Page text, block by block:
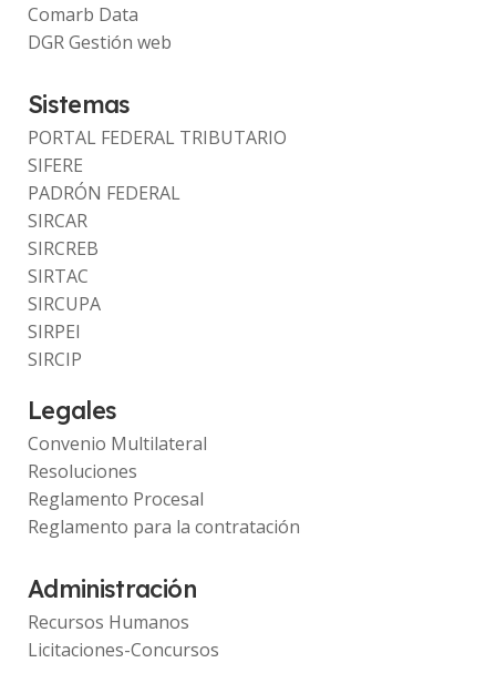
Comarb Data
DGR Gestión web
Sistemas
PORTAL FEDERAL TRIBUTARIO
SIFERE
PADRÓN FEDERAL
SIRCAR
SIRCREB
SIRTAC
SIRCUPA
SIRPEI
SIRCIP
Legales
Convenio Multilateral
Resoluciones
Reglamento Procesal
Reglamento para la contratación
Administración
Recursos Humanos
Licitaciones-Concursos